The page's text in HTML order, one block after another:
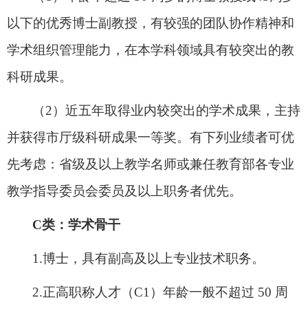
以下的优秀博士副教授， 有较强的团队协作精神和
学术组织管理能力，在本学科领域具有较突出的教
科研成果。
（2）近五年取得业内较突出的学术成果 ， 主持
并获得市厅级科研成果一等奖。有下列业绩者可优
先考虑 ：省级及以上教学名师或兼任教育部各专业
教学指导委员会委员及以上职务者优先。
C类：学术骨干
1.博士， 具有副高及以上专业技术职务。
2.正高职称人才（C1）年龄一般不超过 50 周